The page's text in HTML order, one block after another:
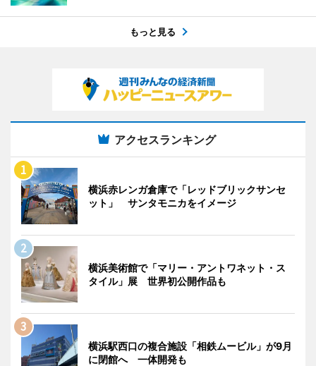
もっと見る
アクセスランキング
横浜赤レンガ倉庫で「レッドブリックサンセ
ット」 サンタモニカをイメージ
横浜美術館で「マリー・アントワネット・ス
タイル」展 世界初公開作品も
横浜駅西口の複合施設「相鉄ムービル」が9月
に閉館へ 一体開発も